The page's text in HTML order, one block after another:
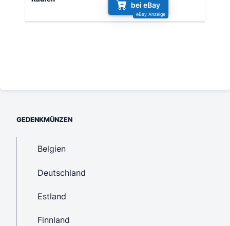
bei eBay
GEDENKMÜNZEN
Belgien
Deutschland
Estland
Finnland